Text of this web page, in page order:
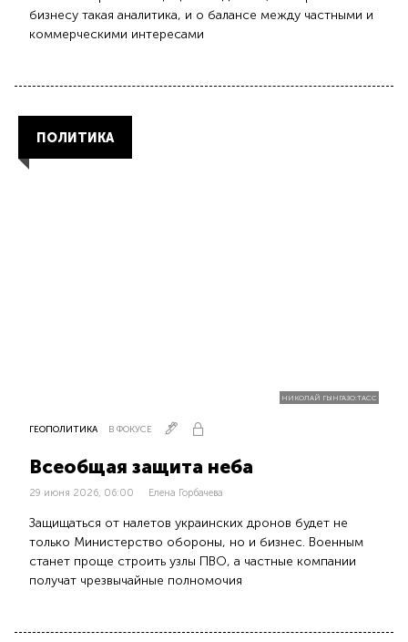
бизнесу такая аналитика, и о балансе между частными и
коммерческими интересами
ПОЛИТИКА
ГЕОПОЛИТИКА В ФОКУСЕ
Всеобщая защита неба
29 июня 2026, 06:00 Елена Горбачева
Защищаться от налетов украинских дронов будет не
только Министерство обороны, но и бизнес. Военным
станет проще строить узлы ПВО, а частные компании
получат чрезвычайные полномочия
НИКОЛАЙ ГЫНГАЗО:ТАСС